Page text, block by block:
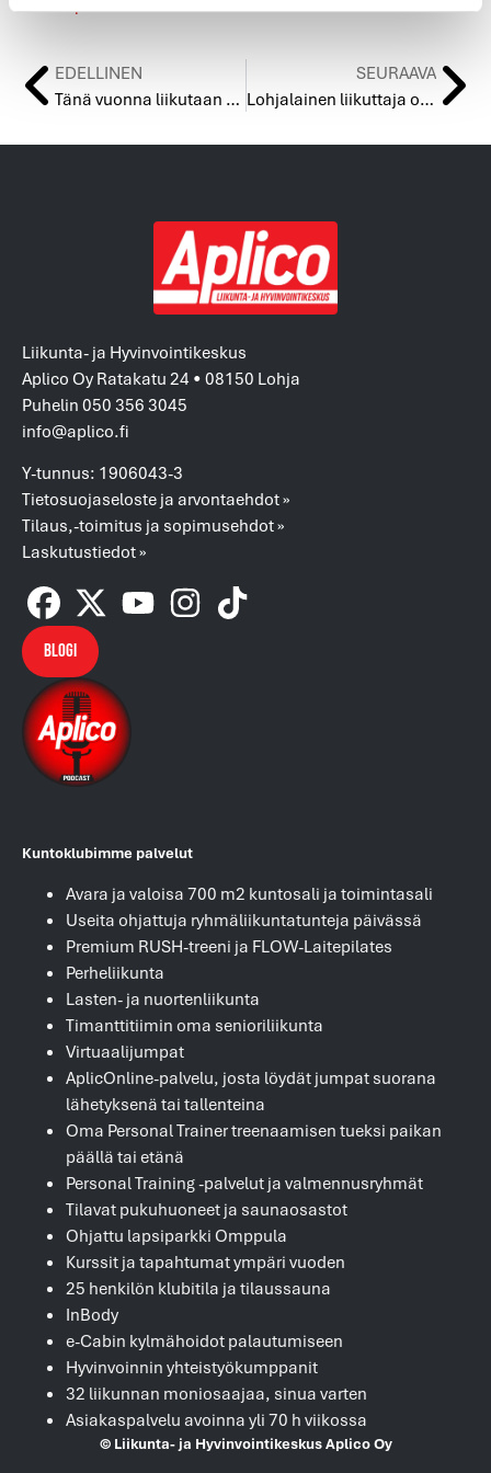
EDELLINEN
Tänä vuonna liikutaan 100 liikettä Suomelle, oletko sinä yksi heistä?
SEURAAVA
Lohjalainen liikuttaja omenanmuotoisella sydämellä
Liikunta- ja Hyvinvointikeskus
Aplico Oy Ratakatu 24 • 08150 Lohja
Puhelin 050 356 3045
info@aplico.fi
Y-tunnus: 1906043-3
Tietosuojaseloste ja arvontaehdot »
Tilaus,-toimitus ja sopimusehdot »
Laskutustiedot »
Blogi
Kuntoklubimme palvelut
Avara ja valoisa 700 m2 kuntosali ja toimintasali
Useita ohjattuja ryhmäliikuntatunteja päivässä
Premium RUSH-treeni ja FLOW-Laitepilates
Perheliikunta
Lasten- ja nuortenliikunta
Timanttitiimin oma senioriliikunta
Virtuaalijumpat
AplicOnline-palvelu, josta löydät jumpat suorana
lähetyksenä tai tallenteina
Oma Personal Trainer treenaamisen tueksi paikan
päällä tai etänä
Personal Training -palvelut ja valmennusryhmät
Tilavat pukuhuoneet ja saunaosastot
Ohjattu lapsiparkki Omppula
Kurssit ja tapahtumat ympäri vuoden
25 henkilön klubitila ja tilaussauna
InBody
e-Cabin kylmähoidot palautumiseen
Hyvinvoinnin yhteistyökumppanit
32 liikunnan moniosaajaa, sinua varten
Asiakaspalvelu avoinna yli 70 h viikossa
© Liikunta- ja Hyvinvointikeskus Aplico Oy